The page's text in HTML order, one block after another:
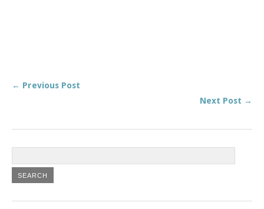
← Previous Post
Next Post →